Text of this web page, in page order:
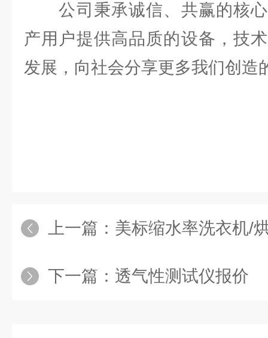
公司秉承诚信、共赢的核心
产用户提供高品质的设备，技
发展，向社会分享更多我们创造
上一篇： 美标缩水率洗衣机/
下一篇： 透气性测试仪报价